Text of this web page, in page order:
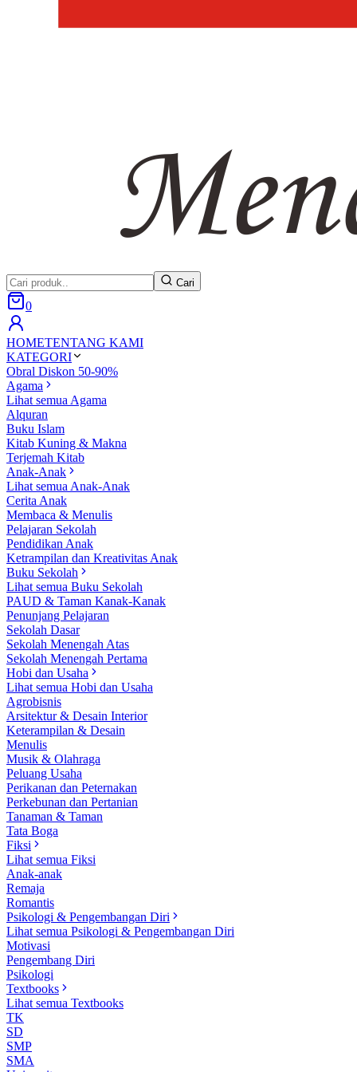
Cari
0
HOMETENTANG KAMI
KATEGORI
Obral Diskon 50-90%
Agama
Lihat semua Agama
Alquran
Buku Islam
Kitab Kuning & Makna
Terjemah Kitab
Anak-Anak
Lihat semua Anak-Anak
Cerita Anak
Membaca & Menulis
Pelajaran Sekolah
Pendidikan Anak
Ketrampilan dan Kreativitas Anak
Buku Sekolah
Lihat semua Buku Sekolah
PAUD & Taman Kanak-Kanak
Penunjang Pelajaran
Sekolah Dasar
Sekolah Menengah Atas
Sekolah Menengah Pertama
Hobi dan Usaha
Lihat semua Hobi dan Usaha
Agrobisnis
Arsitektur & Desain Interior
Keterampilan & Desain
Menulis
Musik & Olahraga
Peluang Usaha
Perikanan dan Peternakan
Perkebunan dan Pertanian
Tanaman & Taman
Tata Boga
Fiksi
Lihat semua Fiksi
Anak-anak
Remaja
Romantis
Psikologi & Pengembangan Diri
Lihat semua Psikologi & Pengembangan Diri
Motivasi
Pengembang Diri
Psikologi
Textbooks
Lihat semua Textbooks
TK
SD
SMP
SMA